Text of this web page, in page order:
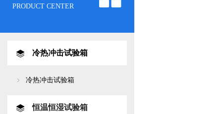
PRODUCT CENTER
冷热冲击试验箱
冷热冲击试验箱
恒温恒湿试验箱